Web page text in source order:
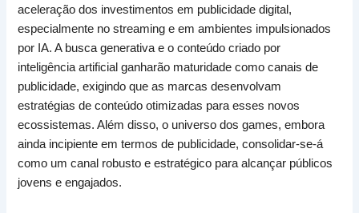
aceleração dos investimentos em publicidade digital,
especialmente no streaming e em ambientes impulsionados
por IA. A busca generativa e o conteúdo criado por
inteligência artificial ganharão maturidade como canais de
publicidade, exigindo que as marcas desenvolvam
estratégias de conteúdo otimizadas para esses novos
ecossistemas. Além disso, o universo dos games, embora
ainda incipiente em termos de publicidade, consolidar-se-á
como um canal robusto e estratégico para alcançar públicos
jovens e engajados.